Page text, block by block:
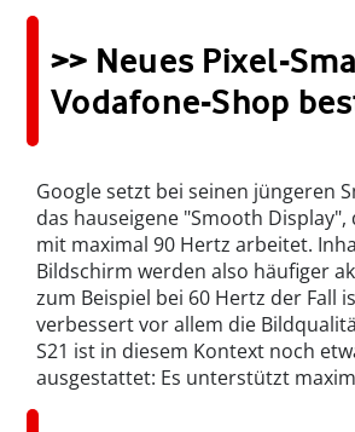
>> Neues Pixel-
Vodafone-Shop
Google setzt bei seinen jüngeren
das hauseigene "Smooth Display",
mit maximal 90 Hertz arbeitet.
Bildschirm werden also häufiger
zum Beispiel bei 60 Hertz der Fall
verbessert vor allem die
S21 ist in diesem Kontext noch
ausgestattet: Es unterstützt